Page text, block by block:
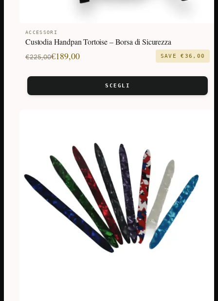
ACCESSORI
Custodia Handpan Tortoise – Borsa di Sicurezza
€225,00
Il
originale
era:
€189,00
Il
attuale
è:
SAVE€ 36,00
SCEGLI